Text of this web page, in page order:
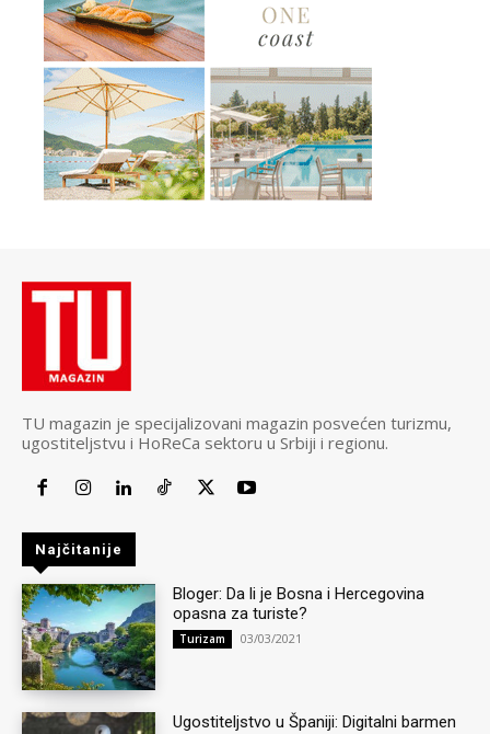
TU magazin je specijalizovani magazin posvećen turizmu,
ugostiteljstvu i HoReCa sektoru u Srbiji i regionu.
Najčitanije
Bloger: Da li je Bosna i Hercegovina
opasna za turiste?
Turizam 03/03/2021
Ugostiteljstvo u Španiji: Digitalni barmen